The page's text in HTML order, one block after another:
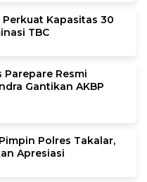
Kapasitas 30
TBC
Resmi
Gantikan AKBP
Polres Takalar,
Apresiasi